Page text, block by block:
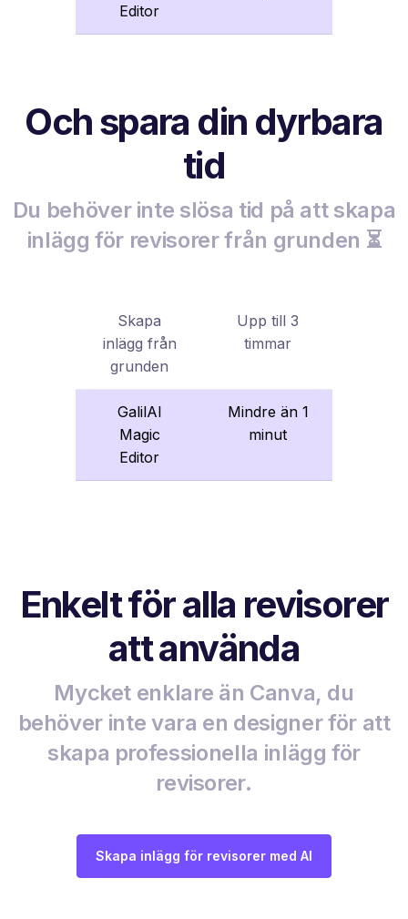
Editor
Och spara din dyrbara
tid
Du behöver inte slösa tid på att skapa
inlägg för revisorer från grunden ⏳
Skapa
inlägg från
grunden
Upp till 3
timmar
GalilAI
Magic
Editor
Mindre än 1
minut
Enkelt för alla revisorer
att använda
Mycket enklare än Canva, du
behöver inte vara en designer för att
skapa professionella inlägg för
revisorer.
Skapa inlägg för revisorer med AI